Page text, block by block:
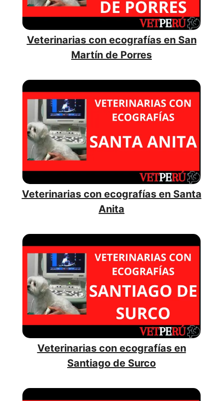
Veterinarias con ecografías en San
Martín de Porres
Veterinarias con ecografías en Santa
Anita
Veterinarias con ecografías en
Santiago de Surco